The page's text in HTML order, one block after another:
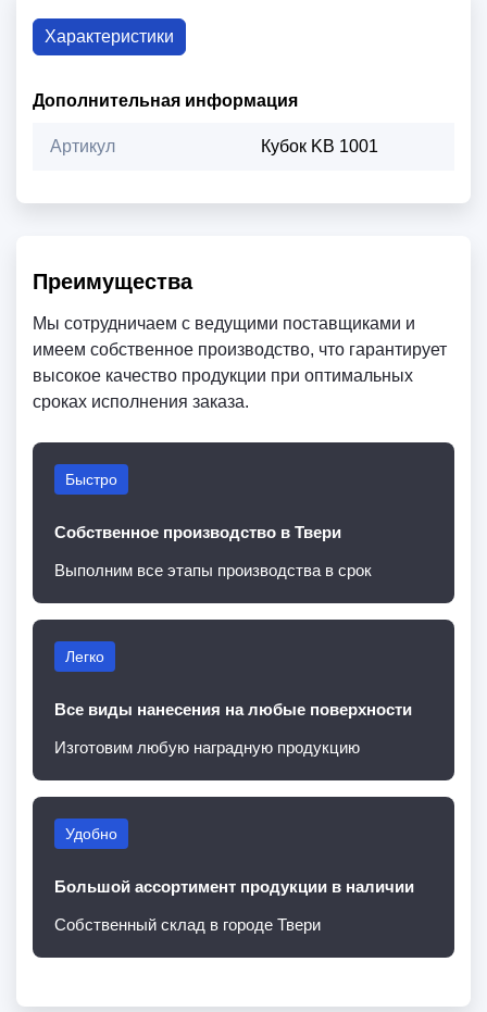
Характеристики
Дополнительная информация
Артикул Кубок KB 1001
Преимущества
Мы сотрудничаем с ведущими поставщиками и
имеем собственное производство, что гарантирует
высокое качество продукции при оптимальных
сроках исполнения заказа.
Быстро
Собственное производство в Твери
Выполним все этапы производства в срок
Легко
Все виды нанесения на любые поверхности
Изготовим любую наградную продукцию
Удобно
Большой ассортимент продукции в наличии
Собственный склад в городе Твери